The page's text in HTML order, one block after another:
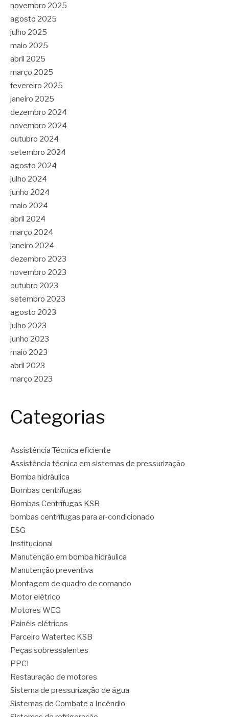
novembro 2025
agosto 2025
julho 2025
maio 2025
abril 2025
março 2025
fevereiro 2025
janeiro 2025
dezembro 2024
novembro 2024
outubro 2024
setembro 2024
agosto 2024
julho 2024
junho 2024
maio 2024
abril 2024
março 2024
janeiro 2024
dezembro 2023
novembro 2023
outubro 2023
setembro 2023
agosto 2023
julho 2023
junho 2023
maio 2023
abril 2023
março 2023
Categorias
Assistência Técnica eficiente
Assistência técnica em sistemas de pressurização
Bomba hidráulica
Bombas centrífugas
Bombas Centrífugas KSB
bombas centrífugas para ar-condicionado
ESG
Institucional
Manutenção em bomba hidráulica
Manutenção preventiva
Montagem de quadro de comando
Motor elétrico
Motores WEG
Painéis elétricos
Parceiro Watertec KSB
Peças sobressalentes
PPCI
Restauração de motores
Sistema de pressurização de água
Sistemas de Combate a Incêndio